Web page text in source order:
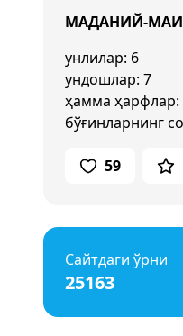
МАДАНИЙ-
унлилар: 6
ундошлар: 7
ҳамма ҳарфлар:
бўғинларнинг
59
Сайтдаги ўрни
25163